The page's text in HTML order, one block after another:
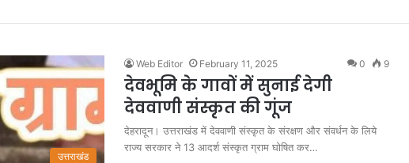
उत्तराखंड
Web Editor February 11, 2025 0 9
देवभूमि के गावों में सुनाई देगी
देववाणी संस्कृत की गूंज
देहरादून। उत्तराखंड में देववाणी संस्कृत के संरक्षण और संवर्धन के लिये
राज्य सरकार ने 13 आदर्श संस्कृत ग्राम घोषित कर…